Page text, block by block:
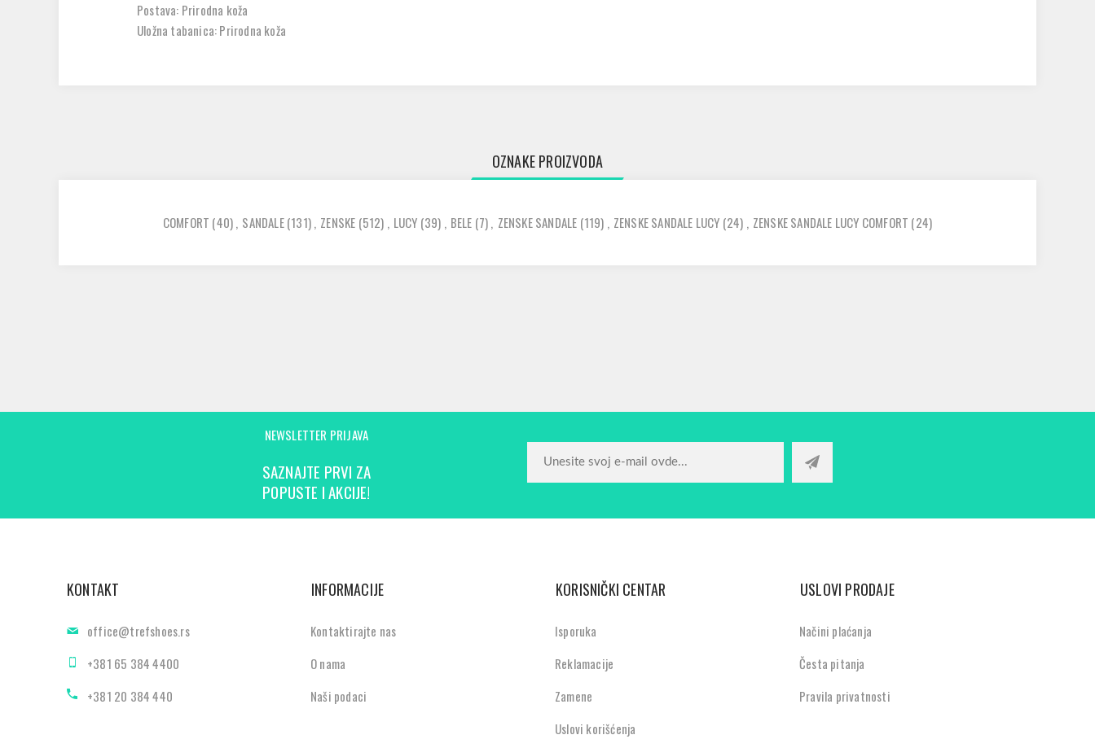
Postava: Prirodna koža
Uložna tabanica: Prirodna koža
OZNAKE PROIZVODA
COMFORT (40), SANDALE(131), ZENSKE (512) , LUCY (39) , BELE (7), ZENSKE SANDALE (119) , ZENSKE SANDALE LUCY (24) , ZENSKE SANDALE LUCY COMFORT (24)
NEWSLETTER PRIJAVA
SAZNAJTE PRVI ZA
POPUSTE I AKCIJE!
KONTAKT
office@trefshoes.rs
+381 65 384 4400
+381 20 384 440
INFORMACIJE
Kontaktirajte nas
O nama
Naši podaci
KORISNIČKI CENTAR
Isporuka
Reklamacije
Zamene
Uslovi korišćenja
USLOVI PRODAJE
Načini plaćanja
Česta pitanja
Pravila privatnosti